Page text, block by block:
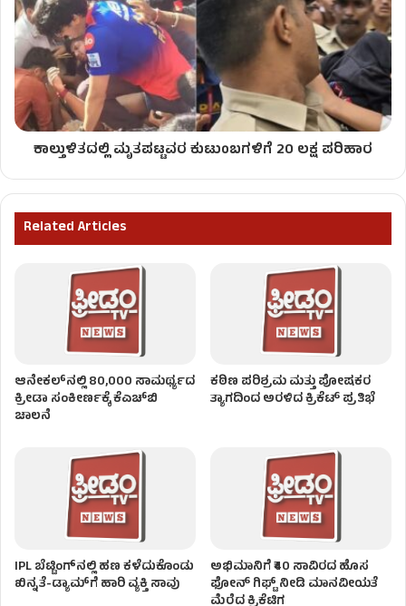
ಕಾಲ್ತುಳಿತದಲ್ಲಿ ಮೃತಪಟ್ಟವರ ಕುಟುಂಬಗಳಿಗೆ 20 ಲಕ್ಷ ಪರಿಹಾರ
Related Articles
ಆನೇಕಲ್‌ನಲ್ಲಿ 80,000 ಸಾಮರ್ಥ್ಯದ
ಕ್ರೀಡಾ ಸಂಕೀರ್ಣಕ್ಕೆ ಕೆಎಚ್‌ಬಿ
ಚಾಲನೆ
ಕಠಿಣ ಪರಿಶ್ರಮ ಮತ್ತು ಪೋಷಕರ
ತ್ಯಾಗದಿಂದ ಅರಳಿದ ಕ್ರಿಕೆಟ್ ಪ್ರತಿಭೆ
IPL ಬೆಟ್ಟಿಂಗ್‌ನಲ್ಲಿ ಹಣ ಕಳೆದುಕೊಂಡು
ಖಿನ್ನತೆ-ಡ್ಯಾಮ್‌ಗೆ ಹಾರಿ ವ್ಯಕ್ತಿ ಸಾವು
ಅಭಿಮಾನಿಗೆ ₹40 ಸಾವಿರದ ಹೊಸ
ಫೋನ್ ಗಿಫ್ಟ್ ನೀಡಿ ಮಾನವೀಯತೆ